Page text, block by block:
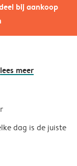
bij aankoop
lees meer
dag is de juiste